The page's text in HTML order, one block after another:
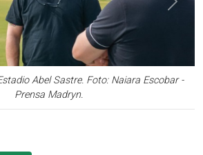
Abel Sastre. Foto: Naiara Escobar -
Prensa Madryn.